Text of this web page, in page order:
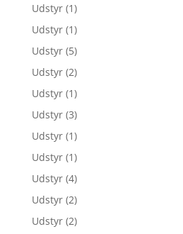
Udstyr (1)
Udstyr (1)
Udstyr (5)
Udstyr (2)
Udstyr (1)
Udstyr (3)
Udstyr (1)
Udstyr (1)
Udstyr (4)
Udstyr (2)
Udstyr (2)